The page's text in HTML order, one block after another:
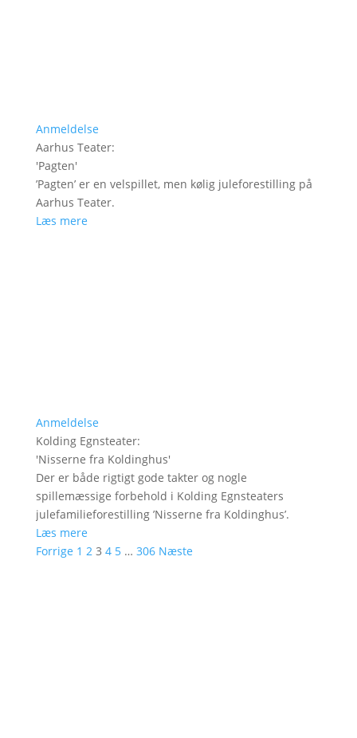
Anmeldelse
Aarhus Teater:
'Pagten'
’Pagten’ er en velspillet, men kølig juleforestilling på
Aarhus Teater.
Læs mere
Anmeldelse
Kolding Egnsteater:
'Nisserne fra Koldinghus'
Der er både rigtigt gode takter og nogle
spillemæssige forbehold i Kolding Egnsteaters
julefamilieforestilling ’Nisserne fra Koldinghus’.
Læs mere
Forrige 1 2 3 4 5 … 306 Næste